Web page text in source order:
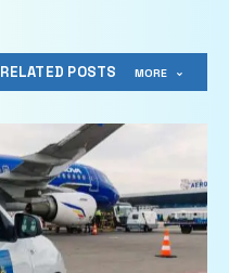
RELATED POSTS MORE